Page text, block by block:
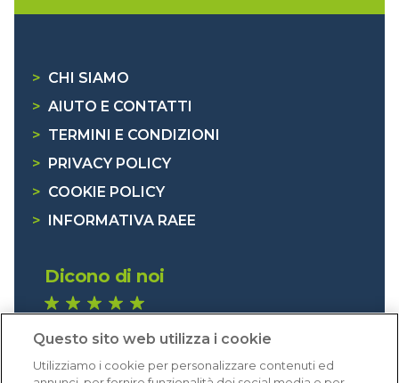
> CHI SIAMO
> AIUTO E CONTATTI
> TERMINI E CONDIZIONI
>
PRIVACY POLICY
> COOKIE POLICY
>
INFORMATIVA RAEE
Dicono di noi
Eccellente (4,8)
Acquisti verificati
Questo sito web utilizza i cookie
Utilizziamo i cookie per personalizzare contenuti ed